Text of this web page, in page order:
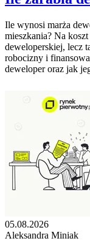
Ile wynosi marża
mieszkania? Na
deweloperskiej, lecz
robocizny i
deweloper oraz jak
05.08.2026
Aleksandra Miniak